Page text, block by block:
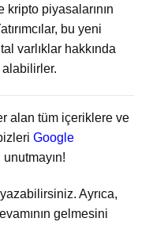
kripto piyasalarının
bu yeni
varlıklar hakkında
alan tüm içeriklere ve
Google
Ayrıca,
gelmesini